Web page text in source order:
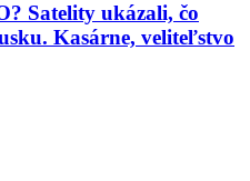
Satelity ukázali, čo
Kasárne, veliteľstvo